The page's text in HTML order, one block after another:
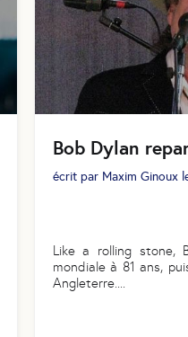
Bob Dylan
écrit par Maxim Ginoux
Like a rolling stone,
mondiale à 81 ans,
Angleterre....